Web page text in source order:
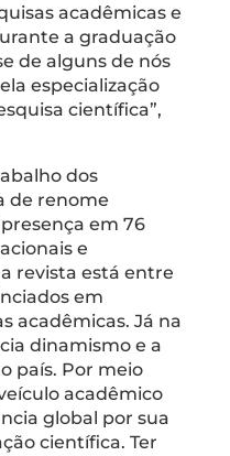
acadêmicas e
a graduação
de alguns de nós
especialização
científica”,
dos
de renome
em 76
e
revista está entre
em
acadêmicas. Já na
dinamismo e a
país. Por meio
acadêmico
global por sua
científica. Ter